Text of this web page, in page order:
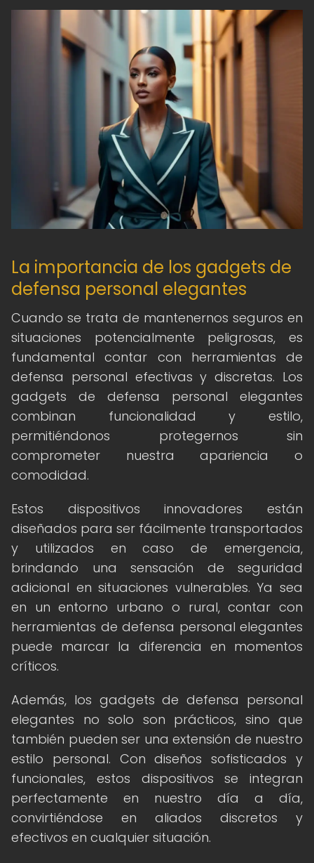
La importancia de los gadgets de
defensa personal elegantes
Cuando se trata de mantenernos seguros en
situaciones potencialmente peligrosas, es
fundamental contar con herramientas de
defensa personal efectivas y discretas. Los
gadgets de defensa personal elegantes
combinan funcionalidad y estilo,
permitiéndonos protegernos sin
comprometer nuestra apariencia o
comodidad.
Estos dispositivos innovadores están
diseñados para ser fácilmente transportados
y utilizados en caso de emergencia,
brindando una sensación de seguridad
adicional en situaciones vulnerables. Ya sea
en un entorno urbano o rural, contar con
herramientas de defensa personal elegantes
puede marcar la diferencia en momentos
críticos.
Además, los gadgets de defensa personal
elegantes no solo son prácticos, sino que
también pueden ser una extensión de nuestro
estilo personal. Con diseños sofisticados y
funcionales, estos dispositivos se integran
perfectamente en nuestro día a día,
convirtiéndose en aliados discretos y
efectivos en cualquier situación.